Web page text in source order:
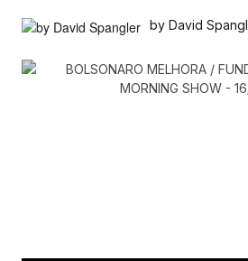
by David